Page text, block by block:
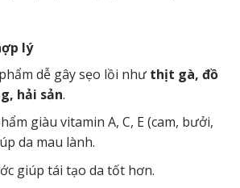
lý
dễ gây sẹo lồi như thịt gà, đồ
hải sản.
giàu vitamin A, C, E (cam, bưởi,
da mau lành.
giúp tái tạo da tốt hơn.